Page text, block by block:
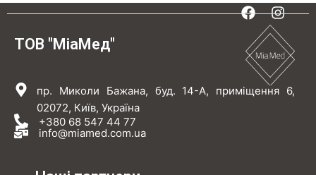
F
a
c
e
b
o
I
n
s
t
a
g
r
ТОВ "МіаМед"
пр. Миколи Бажана, буд. 14-А, приміщення 6,
02072, Київ, Україна
+380 68 547 44 77
info@miamed.com.ua